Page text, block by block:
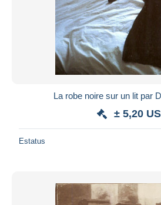
La robe noire sur un lit par
± 5,20
Estatus